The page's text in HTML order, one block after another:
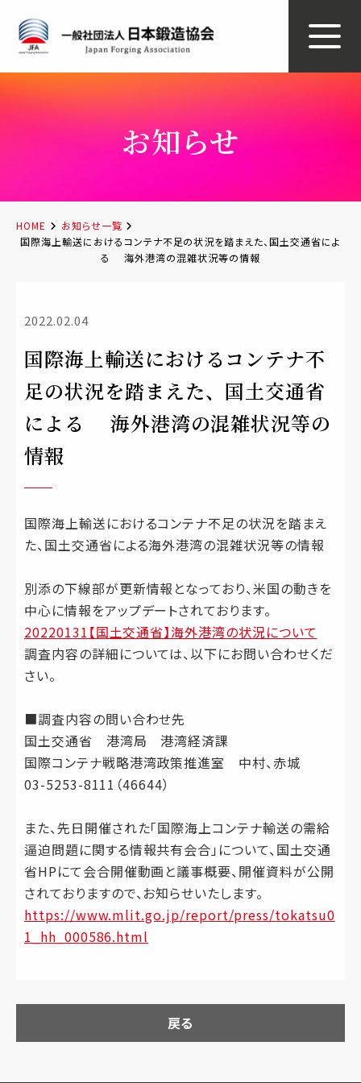
お知らせ
HOME
お知らせ一覧
国際海上輸送におけるコンテナ不足の状況を踏まえた、国土交通省によ
る 海外港湾の混雑状況等の情報
2022.02.04
国際海上輸送におけるコンテナ不
足の状況を踏まえた、国土交通省
による 海外港湾の混雑状況等の
情報
国際海上輸送におけるコンテナ不足の状況を踏まえ
た、国土交通省による海外港湾の混雑状況等の情報
別添の下線部が更新情報となっており、米国の動きを
中心に情報をアップデートされております。
20220131【国土交通省】海外港湾の状況について
調査内容の詳細については、以下にお問い合わせくだ
さい。
■調査内容の問い合わせ先
国土交通省 港湾局 港湾経済課
国際コンテナ戦略港湾政策推進室 中村、赤城
03-5253-8111（46644）
また、先日開催された「国際海上コンテナ輸送の需給
逼迫問題に関する情報共有会合」について、国土交通
省HPにて会合開催動画と議事概要、開催資料が公開
されておりますので、お知らせいたします。
https://www.mlit.go.jp/report/press/tokatsu0
1_hh_000586.html
戻る